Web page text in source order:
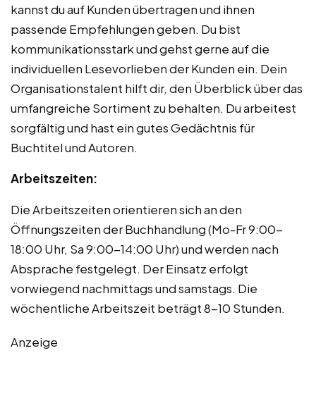
kannst du auf Kunden übertragen und ihnen
passende Empfehlungen geben. Du bist
kommunikationsstark und gehst gerne auf die
individuellen Lesevorlieben der Kunden ein. Dein
Organisationstalent hilft dir, den Überblick über das
umfangreiche Sortiment zu behalten. Du arbeitest
sorgfältig und hast ein gutes Gedächtnis für
Buchtitel und Autoren.
Arbeitszeiten:
Die Arbeitszeiten orientieren sich an den
Öffnungszeiten der Buchhandlung (Mo-Fr 9:00-
18:00 Uhr, Sa 9:00-14:00 Uhr) und werden nach
Absprache festgelegt. Der Einsatz erfolgt
vorwiegend nachmittags und samstags. Die
wöchentliche Arbeitszeit beträgt 8-10 Stunden.
Anzeige